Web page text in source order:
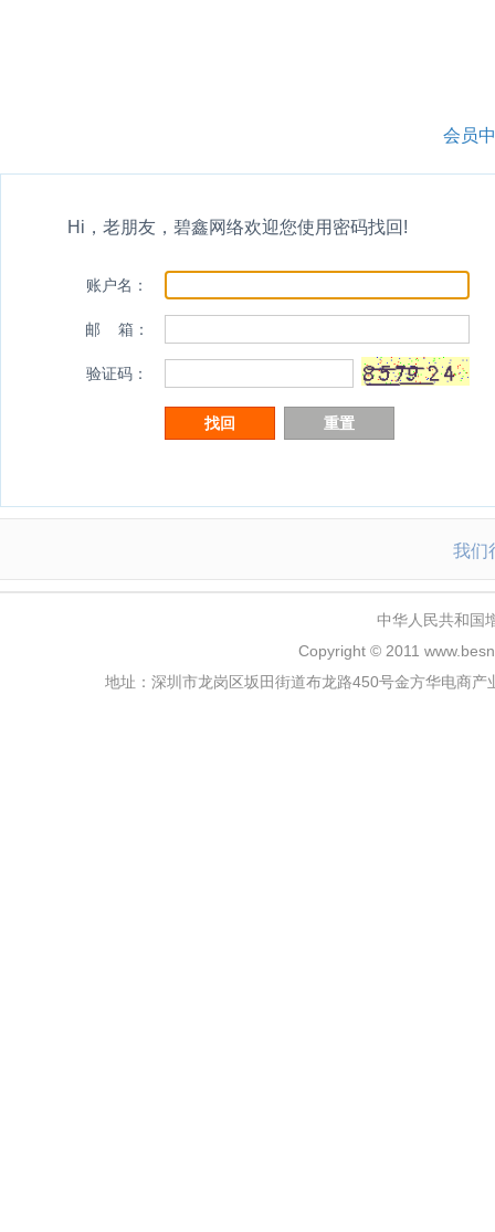
会员
Hi，老朋友，碧鑫网络欢迎您使用密码找回!
账户名 ：
邮 箱 ：
验证码 ：
我们
中华人民共和国
Copyright © 2011
地址：深圳市龙岗区坂田街道布龙路450号金方华电商